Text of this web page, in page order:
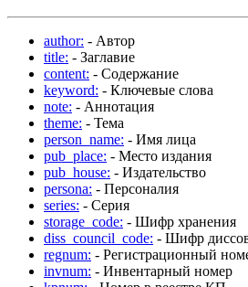
author: - Автор
title: - Заглавие
content: - Содержание
keyword: - Ключевые слова
note: - Аннотация
theme: - Тема
person_name: - Имя лица
pub_place: - Место издания
pub_house: - Издательство
persona: - Персоналия
series: - Серия
storage_code: - Шифр хранения
diss_council_code: - Шифр
regnum: - Регистрационный
invnum: - Инвентарный номер